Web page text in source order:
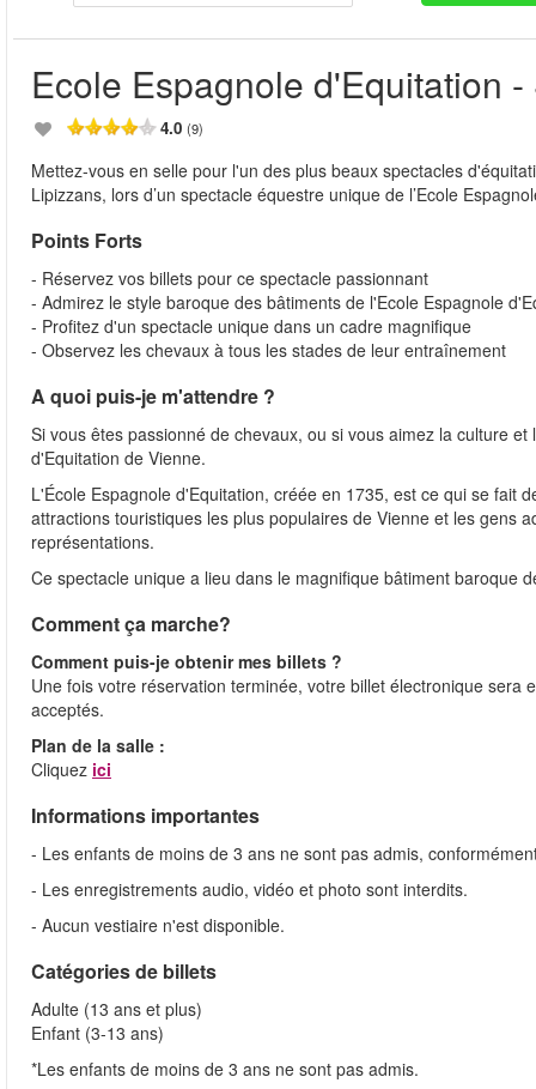
Ecole Espagnole d'Equitation
4.0 (9)
Mettez-vous en selle pour l'un des plus beaux spectacles
Lipizzans, lors d’un spectacle équestre unique de l’Ecole
Points Forts
- Réservez vos billets pour ce spectacle passionnant
- Admirez le style baroque des bâtiments de l'Ecole Espagnole
- Profitez d'un spectacle unique dans un cadre magnifique
- Observez les chevaux à tous les stades de leur entraînement
A quoi puis-je m'attendre ?
Si vous êtes passionné de chevaux, ou si vous aimez la culture
d'Equitation de Vienne.
L'École Espagnole d'Equitation, créée en 1735, est ce qui se fait
attractions touristiques les plus populaires de Vienne et les gens
représentations.
Ce spectacle unique a lieu dans le magnifique bâtiment baroque
Comment ça marche?
Comment puis-je obtenir mes billets ?
Une fois votre réservation terminée, votre billet électronique
acceptés.
Plan de la salle :
Cliquez ici
Informations importantes
- Les enfants de moins de 3 ans ne sont pas admis,
- Les enregistrements audio, vidéo et photo sont interdits.
- Aucun vestiaire n'est disponible.
Catégories de billets
Adulte (13 ans et plus)
Enfant (3-13 ans)
*Les enfants de moins de 3 ans ne sont pas admis.